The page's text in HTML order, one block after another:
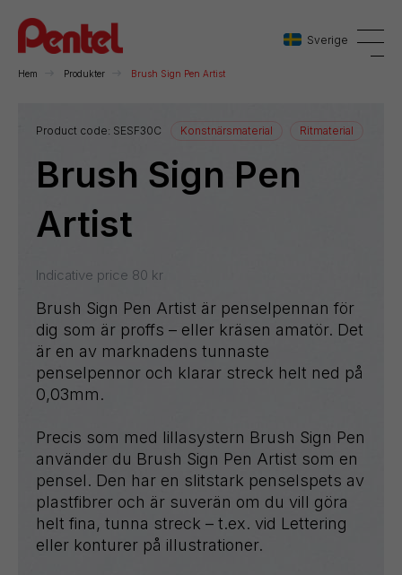
Sverige
Danmark
Sverige
Hem Produkter Brush Sign Pen Artist
Product code: SESF30C Konstnärsmaterial Ritmaterial
Brush Sign Pen
Artist
Indicative price 80 kr
Brush Sign Pen Artist är penselpennan för
dig som är proffs – eller kräsen amatör. Det
är en av marknadens tunnaste
penselpennor och klarar streck helt ned på
0,03mm.
Precis som med lillasystern Brush Sign Pen
använder du Brush Sign Pen Artist som en
pensel. Den har en slitstark penselspets av
plastfibrer och är suverän om du vill göra
helt fina, tunna streck – t.ex. vid Lettering
eller konturer på illustrationer.